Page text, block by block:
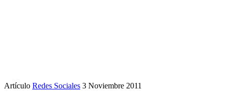
Artículo Redes Sociales 3 Noviembre 2011